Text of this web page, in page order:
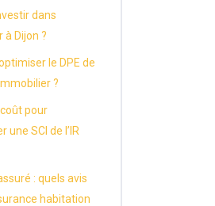
dans
à Dijon ?
le DPE de
?
pour
SCI de l’IR
: quels avis
habitation